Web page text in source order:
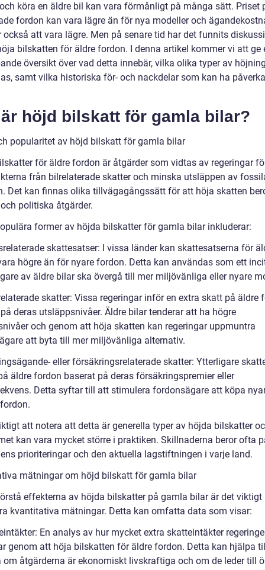
köra en äldre bil kan vara förmånligt på många sätt. Priset
fordon kan vara lägre än för nya modeller och
också att vara lägre. Men på senare tid har det funnits
bilskatten för äldre fordon. I denna artikel kommer vi att ge
översikt över vad detta innebär, vilka olika typer av
samt vilka historiska för- och nackdelar som kan ha
höjd bilskatt för gamla bilar?
popularitet av höjd bilskatt för gamla bilar
för äldre fordon är åtgärder som vidtas av regeringar
från bilrelaterade skatter och minska utsläppen av
Det kan finnas olika tillvägagångssätt för att höja skatten
politiska åtgärder.
former av höjda bilskatter för gamla bilar inkluderar:
skattesatser: I vissa länder kan skattesatserna för
högre än för nyare fordon. Detta kan användas som ett
av äldre bilar ska övergå till mer miljövänliga eller nyare
skatter: Vissa regeringar inför en extra skatt på äldre
deras utsläppsnivåer. Äldre bilar tenderar att ha högre
och genom att höja skatten kan regeringar uppmuntra
att byta till mer miljövänliga alternativ.
eller försäkringsrelaterade skatter: Ytterligare
äldre fordon baserat på deras försäkringspremier eller
Detta syftar till att stimulera fordonsägare att köpa
att notera att detta är generella typer av höjda bilskatter
kan vara mycket större i praktiken. Skillnaderna beror ofta
prioriteringar och den aktuella lagstiftningen i varje land.
mätningar om höjd bilskatt för gamla bilar
effekterna av höjda bilskatter på gamla bilar är det viktigt
kvantitativa mätningar. Detta kan omfatta data som visar:
En analys av hur mycket extra skatteintäkter
genom att höja bilskatten för äldre fordon. Detta kan hjälpa
om åtgärderna är ekonomiskt livskraftiga och om de leder till